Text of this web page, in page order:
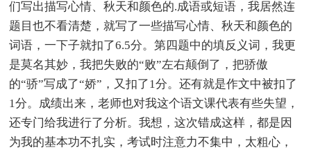
们写出描写心情、秋天和颜色的.成语或短语，我居然连
题目也不看清楚，就写了一些描写心情、秋天和颜色的
词语，一下子就扣了6.5分。第四题中的填反义词，我更
是莫名其妙，我把失败的“败”左右颠倒了，把骄傲
的“骄”写成了“娇”，又扣了1分。还有就是作文中被扣了
1分。成绩出来，老师也对我这个语文课代表有些失望，
还专门给我进行了分析。我想，这次错成这样，都是因
为我的基本功不扎实，考试时注意力不集中，太粗心，